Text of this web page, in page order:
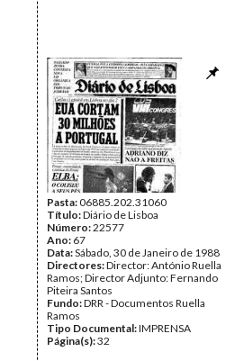
Pasta:06885.202.31060
Título:Diário de Lisboa
Número:22577
Ano: 67
Data:Sábado, 30 de Janeiro de 1988
Directores:Director: António Ruella
Ramos; Director Adjunto: Fernando
Piteira Santos
Fundo:DRR - Documentos Ruella
Ramos
Tipo Documental:IMPRENSA
Página(s):32